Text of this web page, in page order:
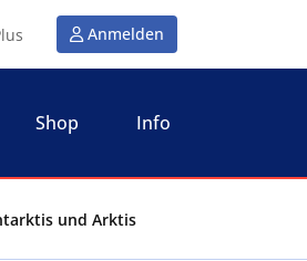
Anmelden
Shop Info
und Arktis